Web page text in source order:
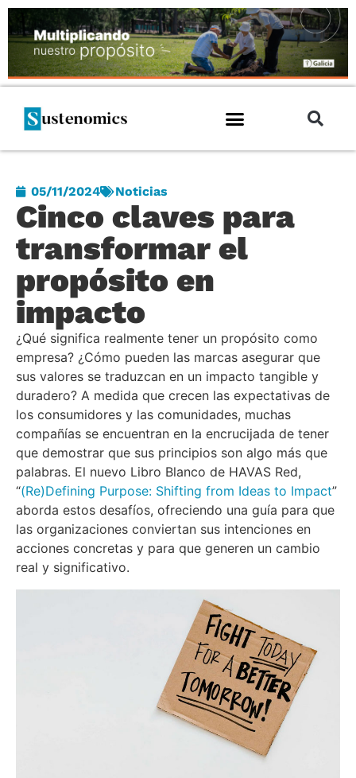
05/11/2024 Noticias
Cinco claves para
transformar el
propósito en
impacto
¿Qué significa realmente tener un propósito como
empresa? ¿Cómo pueden las marcas asegurar que
sus valores se traduzcan en un impacto tangible y
duradero? A medida que crecen las expectativas de
los consumidores y las comunidades, muchas
compañías se encuentran en la encrucijada de tener
que demostrar que sus principios son algo más que
palabras. El nuevo Libro Blanco de HAVAS Red,
“(Re)Defining Purpose: Shifting from Ideas to Impact”
aborda estos desafíos, ofreciendo una guía para que
las organizaciones conviertan sus intenciones en
acciones concretas y para que generen un cambio
real y significativo.